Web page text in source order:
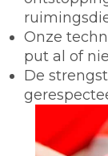
Onze
put al of
De